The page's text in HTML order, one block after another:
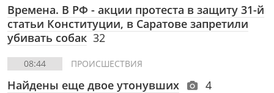
Времена. В РФ - акции протеста в защиту 31-й
статьи Конституции, в Саратове запретили
убивать собак 32
08:44 ПРОИСШЕСТВИЯ
Найдены еще двое утонувших 4